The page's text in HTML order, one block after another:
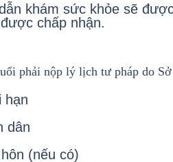
khám sức khỏe sẽ
chấp nhận.
phải nộp lý lịch tư pháp do
hạn
dân
(nếu có)